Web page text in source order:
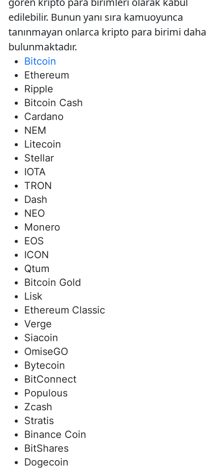
edilebilir. Bunun yanı sıra kamuoyunca
tanınmayan onlarca kripto para birimi daha
bulunmaktadır.
Bitcoin
Ethereum
Ripple
Bitcoin Cash
Cardano
NEM
Litecoin
Stellar
IOTA
TRON
Dash
NEO
Monero
EOS
ICON
Qtum
Bitcoin Gold
Lisk
Ethereum Classic
Verge
Siacoin
OmiseGO
Bytecoin
BitConnect
Populous
Zcash
Stratis
Binance Coin
BitShares
Dogecoin